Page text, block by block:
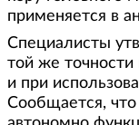
применяется в
Специалисты
той же точности
и при
Сообщается, что